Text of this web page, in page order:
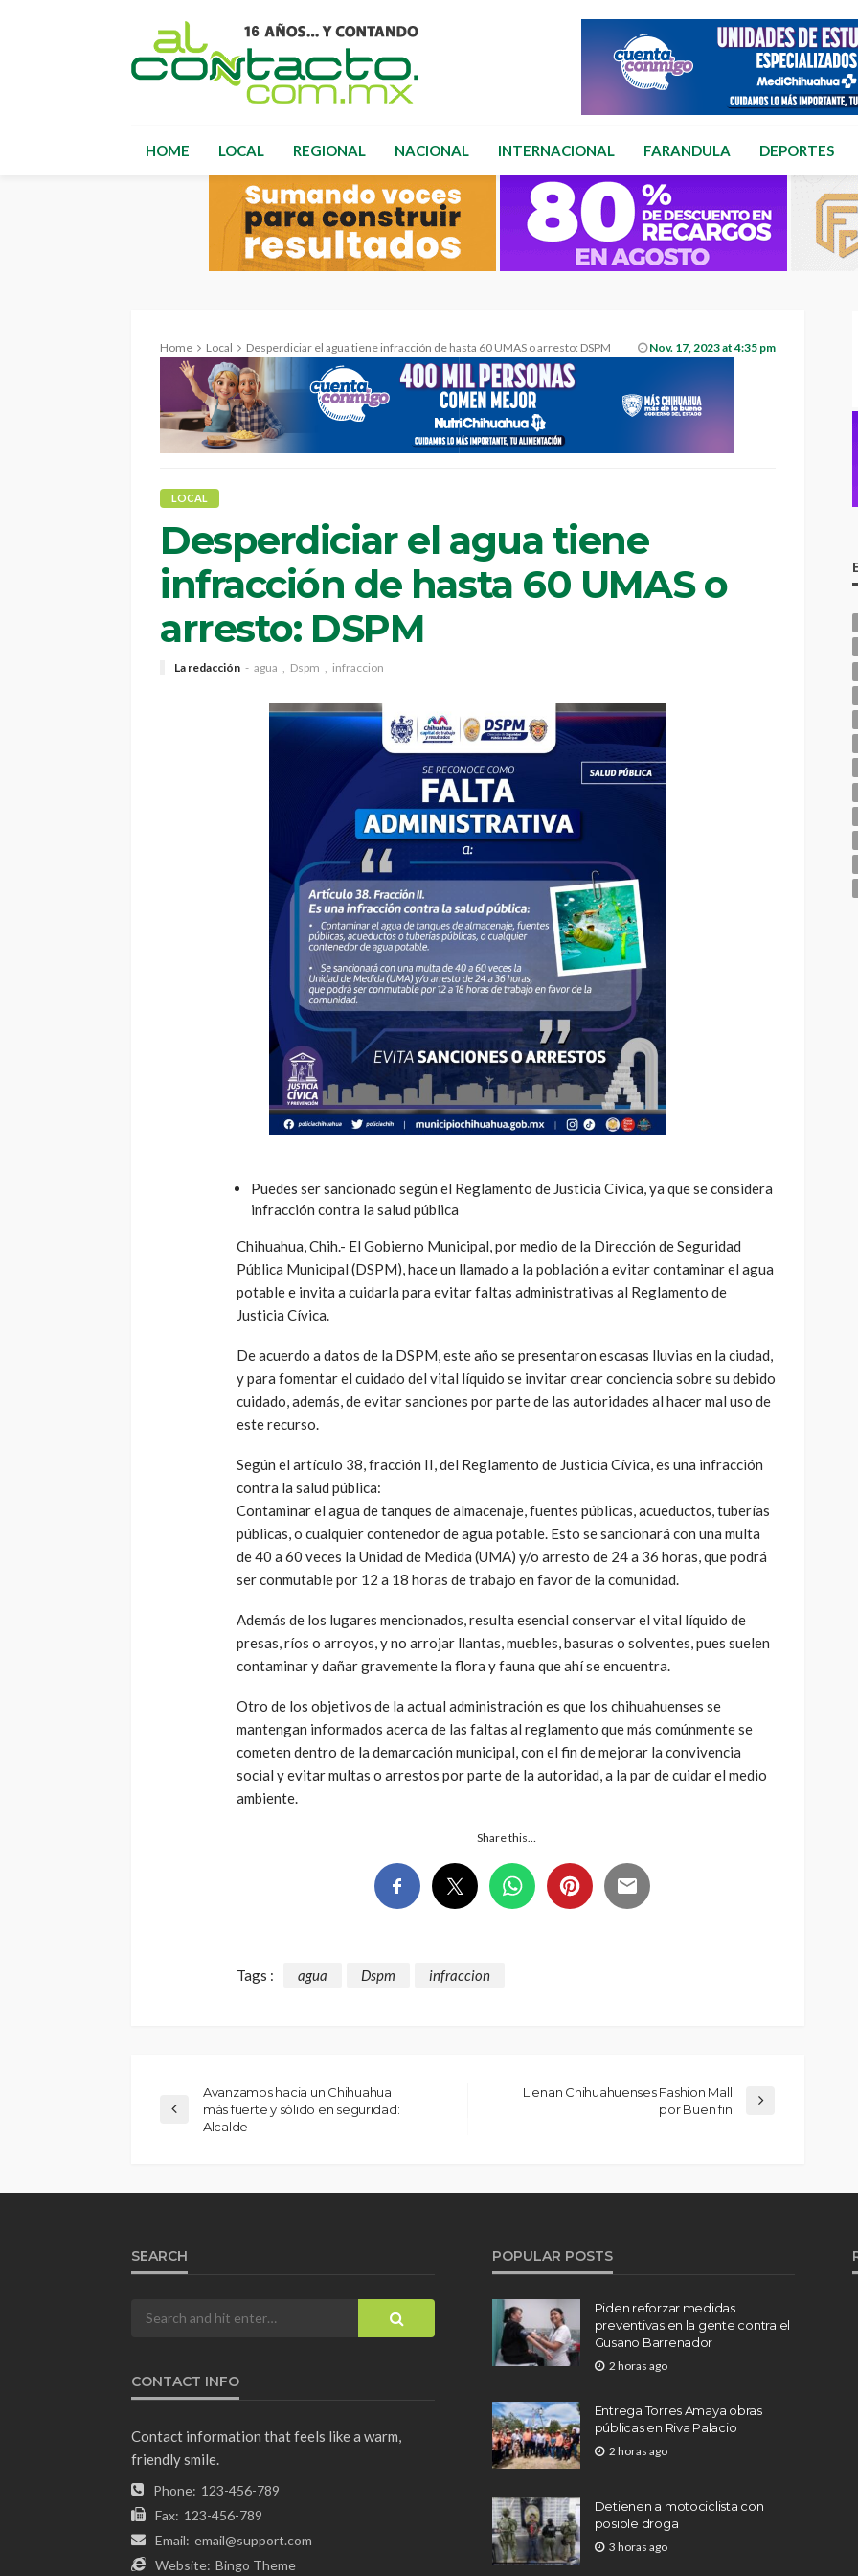
HOME LOCAL REGIONAL NACIONAL INTERNACIONAL FARANDULA DEPORTES
Home Local Desperdiciar el agua tiene infracción de hasta 60 UMAS o arresto: DSPM Nov. 17, 2023 at 4:35 pm
LOCAL
Desperdiciar el agua tiene
infracción de hasta 60 UMAS o
arresto: DSPM
La redacción agua Dspm infraccion
Puedes ser sancionado según el Reglamento de Justicia Cívica, ya que se considera
infracción contra la salud pública
Chihuahua, Chih.- El Gobierno Municipal, por medio de la Dirección de Seguridad
Pública Municipal (DSPM), hace un llamado a la población a evitar contaminar el agua
potable e invita a cuidarla para evitar faltas administrativas al Reglamento de
Justicia Cívica.
De acuerdo a datos de la DSPM, este año se presentaron escasas lluvias en la ciudad,
y para fomentar el cuidado del vital líquido se invitar crear conciencia sobre su debido
cuidado, además, de evitar sanciones por parte de las autoridades al hacer mal uso de
este recurso.
Según el artículo 38, fracción II, del Reglamento de Justicia Cívica, es una infracción
contra la salud pública:
Contaminar el agua de tanques de almacenaje, fuentes públicas, acueductos, tuberías
públicas, o cualquier contenedor de agua potable. Esto se sancionará con una multa
de 40 a 60 veces la Unidad de Medida (UMA) y/o arresto de 24 a 36 horas, que podrá
ser conmutable por 12 a 18 horas de trabajo en favor de la comunidad.
Además de los lugares mencionados, resulta esencial conservar el vital líquido de
presas, ríos o arroyos, y no arrojar llantas, muebles, basuras o solventes, pues suelen
contaminar y dañar gravemente la flora y fauna que ahí se encuentra.
Otro de los objetivos de la actual administración es que los chihuahuenses se
mantengan informados acerca de las faltas al reglamento que más comúnmente se
cometen dentro de la demarcación municipal, con el fin de mejorar la convivencia
social y evitar multas o arrestos por parte de la autoridad, a la par de cuidar el medio
ambiente.
Share this…
Tags : agua Dspm infraccion
Avanzamos hacia un Chihuahua
más fuerte y sólido en seguridad:
Alcalde
Llenan Chihuahuenses Fashion Mall
por Buen fin
SEARCH
CONTACT INFO
Contact information that feels like a warm,
friendly smile.
Phone: 123-456-789
Fax: 123-456-789
Email: email@support.com
Website: Bingo Theme
POPULAR POSTS
Piden reforzar medidas
preventivas en la gente contra el
Gusano Barrenador
2 horas ago
Entrega Torres Amaya obras
públicas en Riva Palacio
2 horas ago
Detienen a motociclista con
posible droga
3 horas ago